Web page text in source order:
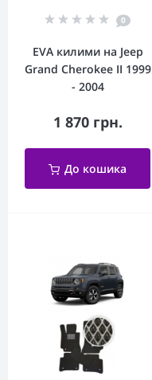
0
EVA килими на Jeep
Grand Cherokee II 1999
- 2004
1 870 грн.
До кошика